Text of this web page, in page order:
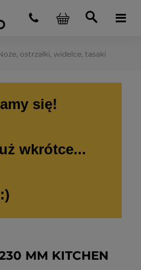
ostrzałki, widelce, tasaki
się!
wkrótce...
:)
MM KITCHEN